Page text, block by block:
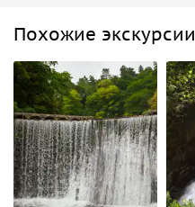
Похожие экскурсии